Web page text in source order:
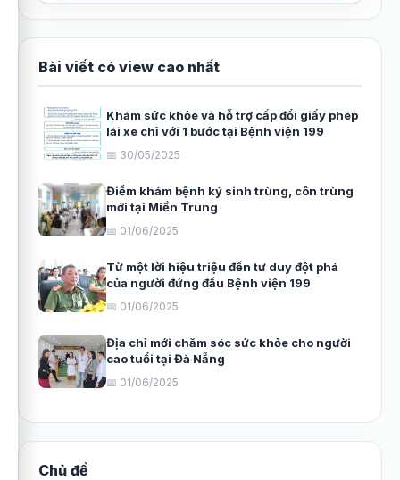
Bài viết có view cao nhất
Khám sức khỏe và hỗ trợ cấp đổi giấy phép
lái xe chỉ với 1 bước tại Bệnh viện 199
📅 30/05/2025
Điểm khám bệnh ký sinh trùng, côn trùng
mới tại Miền Trung
📅 01/06/2025
Từ một lời hiệu triệu đến tư duy đột phá
của người đứng đầu Bệnh viện 199
📅 01/06/2025
Địa chỉ mới chăm sóc sức khỏe cho người
cao tuổi tại Đà Nẵng
📅 01/06/2025
Chủ đề